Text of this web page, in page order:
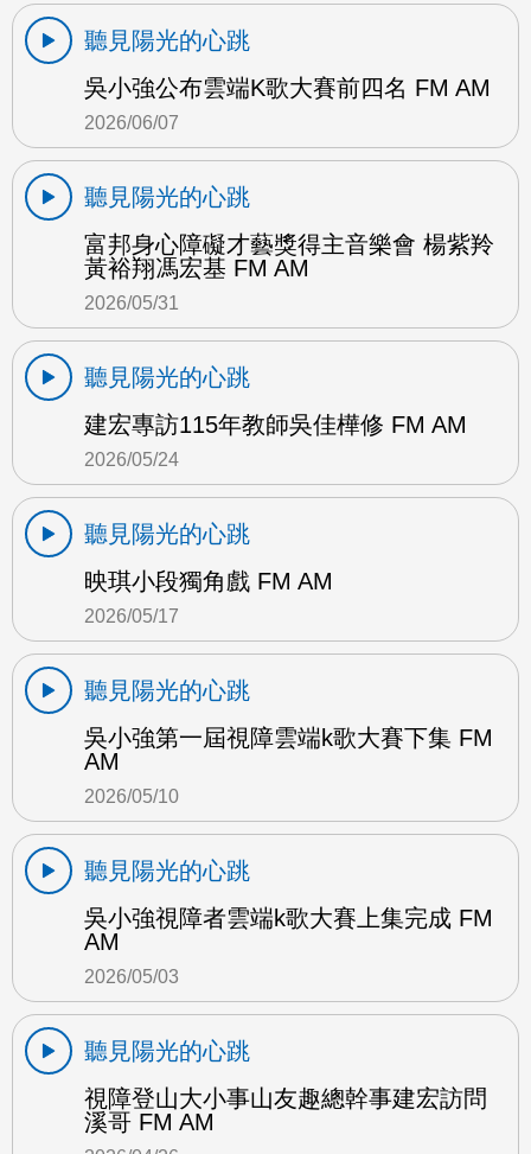
聽見陽光的心跳
吳小強公布雲端K歌大賽前四名 FM AM
2026/06/07
聽見陽光的心跳
富邦身心障礙才藝獎得主音樂會 楊紫羚
黃裕翔馮宏基 FM AM
2026/05/31
聽見陽光的心跳
建宏專訪115年教師吳佳樺修 FM AM
2026/05/24
聽見陽光的心跳
映琪小段獨角戲 FM AM
2026/05/17
聽見陽光的心跳
吳小強第一屆視障雲端k歌大賽下集 FM
AM
2026/05/10
聽見陽光的心跳
吳小強視障者雲端k歌大賽上集完成 FM
AM
2026/05/03
聽見陽光的心跳
視障登山大小事山友趣總幹事建宏訪問
溪哥 FM AM